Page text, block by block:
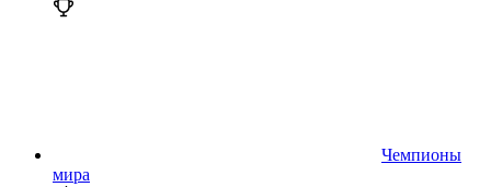
Чемпионы
мира